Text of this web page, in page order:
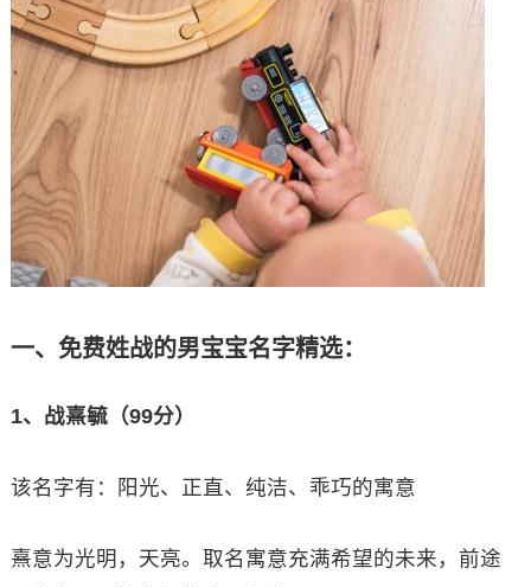
一、免费姓战的男宝宝名字精选：
1、战熹毓（99分）
该名字有：阳光、正直、纯洁、乖巧的寓意
熹意为光明，天亮。取名寓意充满希望的未来，前途